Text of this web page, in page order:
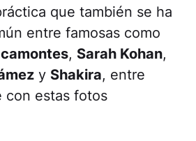
que también se ha
entre famosas como
, Sarah Kohan,
y Shakira, entre
con estas fotos